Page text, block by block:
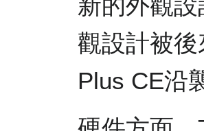
觀設計被
Plus CE沿